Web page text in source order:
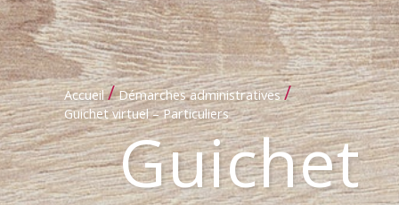
Accueil / Démarches administratives /
Guichet virtuel – Particuliers
Guichet